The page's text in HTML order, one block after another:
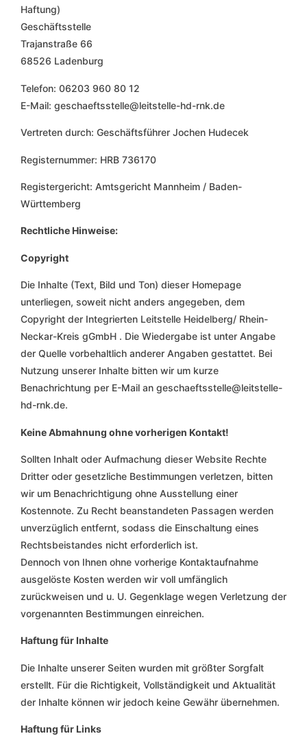
Haftung)
Geschäftsstelle
Trajanstraße 66
68526 Ladenburg
Telefon: 06203 960 80 12
E-Mail: geschaeftsstelle@leitstelle-hd-rnk.de
Vertreten durch: Geschäftsführer Jochen Hudecek
Registernummer: HRB 736170
Registergericht: Amtsgericht Mannheim / Baden-
Württemberg
Rechtliche Hinweise:
Copyright
Die Inhalte (Text, Bild und Ton) dieser Homepage
unterliegen, soweit nicht anders angegeben, dem
Copyright der Integrierten Leitstelle Heidelberg/ Rhein-
Neckar-Kreis gGmbH . Die Wiedergabe ist unter Angabe
der Quelle vorbehaltlich anderer Angaben gestattet. Bei
Nutzung unserer Inhalte bitten wir um kurze
Benachrichtung per E-Mail an geschaeftsstelle@leitstelle-
hd-rnk.de.
Keine Abmahnung ohne vorherigen Kontakt!
Sollten Inhalt oder Aufmachung dieser Website Rechte
Dritter oder gesetzliche Bestimmungen verletzen, bitten
wir um Benachrichtigung ohne Ausstellung einer
Kostennote. Zu Recht beanstandeten Passagen werden
unverzüglich entfernt, sodass die Einschaltung eines
Rechtsbeistandes nicht erforderlich ist.
Dennoch von Ihnen ohne vorherige Kontaktaufnahme
ausgelöste Kosten werden wir voll umfänglich
zurückweisen und u. U. Gegenklage wegen Verletzung der
vorgenannten Bestimmungen einreichen.
Haftung für Inhalte
Die Inhalte unserer Seiten wurden mit größter Sorgfalt
erstellt. Für die Richtigkeit, Vollständigkeit und Aktualität
der Inhalte können wir jedoch keine Gewähr übernehmen.
Haftung für Links